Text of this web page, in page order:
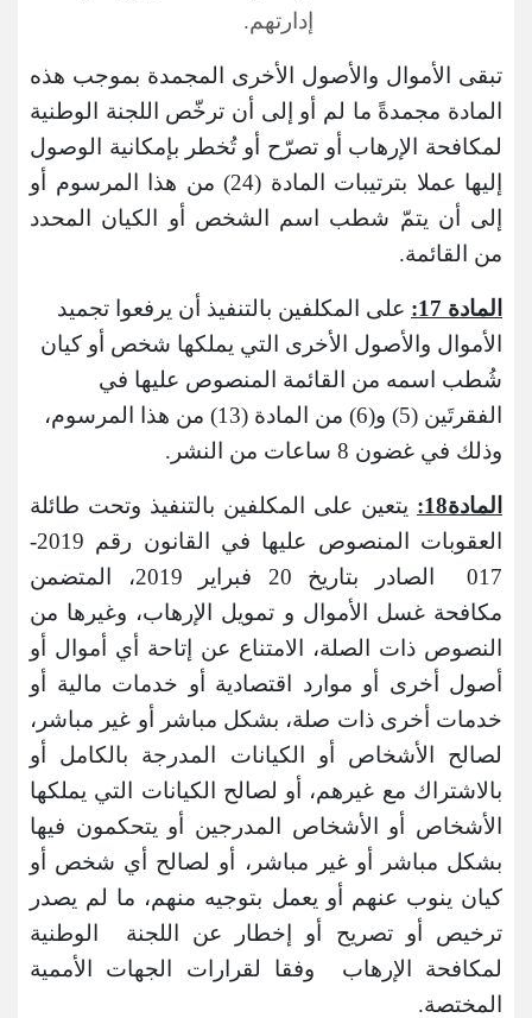
إدارتهم.
تبقى الأموال والأصول الأخرى المجمدة بموجب هذه
المادة مجمدةً ما لم أو إلى أن ترخّص اللجنة الوطنية
لمكافحة الإرهاب أو تصرّح أو تُخطر بإمكانية الوصول
إليها عملا بترتيبات المادة (24) من هذا المرسوم أو
إلى أن يتمّ شطب اسم الشخص أو الكيان المحدد
من القائمة.
المادة 17:
على المكلفين بالتنفيذ أن يرفعوا تجميد
الأموال والأصول الأخرى التي يملكها شخص أو كيان
شُطب اسمه من القائمة المنصوص عليها في
الفقرتَين (5) و(6) من المادة (13) من هذا المرسوم،
وذلك في غضون 8 ساعات من النشر.
المادة18:
يتعين على المكلفين بالتنفيذ وتحت طائلة
العقوبات المنصوص عليها في القانون رقم 2019-
017 الصادر بتاريخ 20 فبراير 2019، المتضمن
مكافحة غسل الأموال و تمويل الإرهاب، وغيرها من
النصوص ذات الصلة، الامتناع عن إتاحة أي أموال أو
أصول أخرى أو موارد اقتصادية أو خدمات مالية أو
خدمات أخرى ذات صلة، بشكل مباشر أو غير مباشر،
لصالح الأشخاص أو الكيانات المدرجة بالكامل أو
بالاشتراك مع غيرهم، أو لصالح الكيانات التي يملكها
الأشخاص أو الأشخاص المدرجين أو يتحكمون فيها
بشكل مباشر أو غير مباشر، أو لصالح أي شخص أو
كيان ينوب عنهم أو يعمل بتوجيه منهم، ما لم يصدر
ترخيص أو تصريح أو إخطار عن اللجنة الوطنية
لمكافحة الإرهاب وفقا لقرارات الجهات الأممية
المختصة.